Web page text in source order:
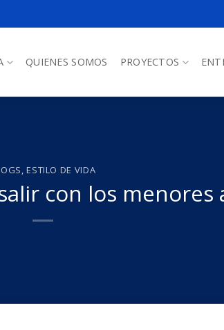
QUIENES SOMOS PROYECTOS
,ESTILO DE VIDA
con los menores